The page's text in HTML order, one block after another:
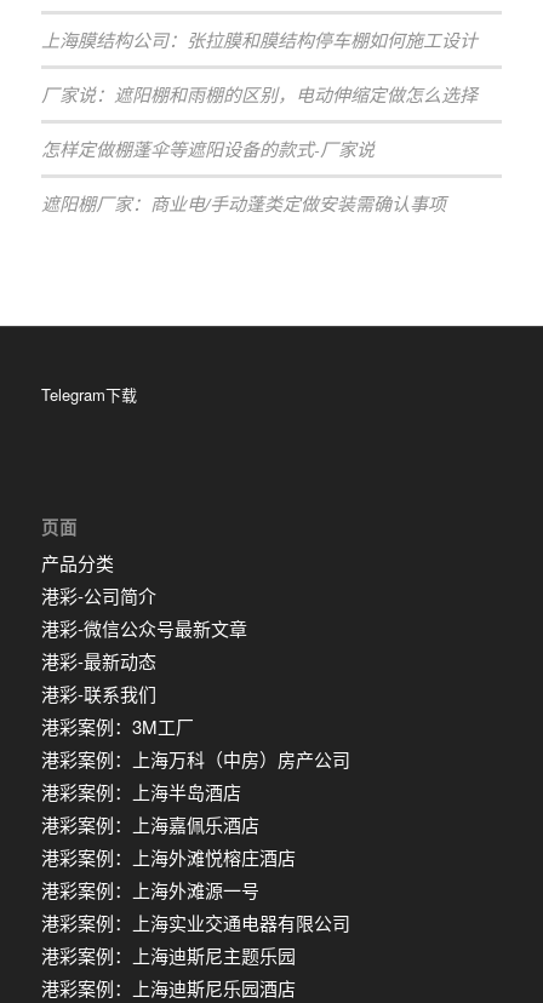
上海膜结构公司：张拉膜和膜结构停车棚如何施工设计
厂家说：遮阳棚和雨棚的区别，电动伸缩定做怎么选择
怎样定做棚蓬伞等遮阳设备的款式-厂家说
遮阳棚厂家：商业电/手动蓬类定做安装需确认事项
Telegram下载
页面
产品分类
港彩-公司简介
港彩-微信公众号最新文章
港彩-最新动态
港彩-联系我们
港彩案例：3M工厂
港彩案例：上海万科（中房）房产公司
港彩案例：上海半岛酒店
港彩案例：上海嘉佩乐酒店
港彩案例：上海外滩悦榕庄酒店
港彩案例：上海外滩源一号
港彩案例：上海实业交通电器有限公司
港彩案例：上海迪斯尼主题乐园
港彩案例：上海迪斯尼乐园酒店